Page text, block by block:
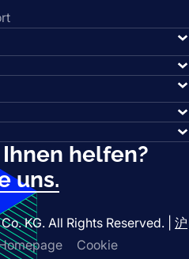
helfen?
uns.
KG. All Rights Reserved. | 沪
Cookie